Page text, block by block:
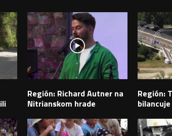
Región: Richard Autner na
Nitrianskom hrade
Región:
bilancuje